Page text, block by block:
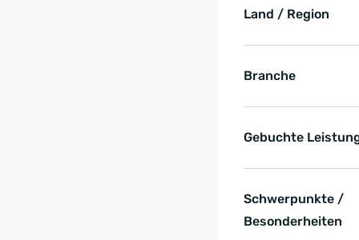
Land / Region
Branche
Gebuchte
Schwerpunkte /
Besonderheiten